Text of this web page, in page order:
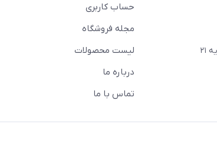
حساب کاربری
مجله فروشگاه
لیست محصولات
درباره ما
تماس با ما